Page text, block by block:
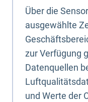
Über die
ausgewählte
zur Verfügung
Datenquellen
und Werte der